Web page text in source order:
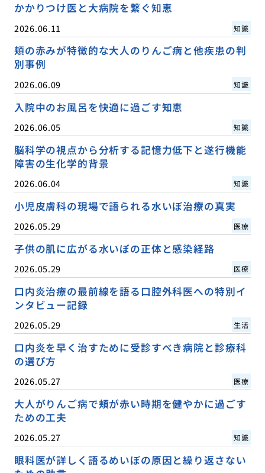
かかりつけ医と大病院を繋ぐ知恵
2026.06.11 知識
頬の赤みが特徴的な大人のりんご病と他疾患の判
別事例
2026.06.09 知識
入院中のお風呂を快適に過ごす知恵
2026.06.05 知識
脳科学の視点から分析する記憶力低下と遂行機能
障害の生化学的背景
2026.06.04 知識
小児皮膚科の現場で語られる水いぼ治療の真実
2026.05.29 医療
子供の肌に広がる水いぼの正体と感染経路
2026.05.29 医療
口内炎治療の最前線を語る口腔外科医への特別イ
ンタビュー記録
2026.05.29 生活
口内炎を早く治すために受診すべき病院と診療科
の選び方
2026.05.27 医療
大人がりんご病で頬が赤い時期を健やかに過ごす
ための工夫
2026.05.27 知識
眼科医が詳しく語るめいぼの原因と繰り返さない